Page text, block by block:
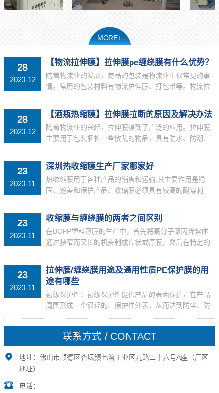
MORE+
28
2020-12
【物流拉伸膜】拉伸膜pe缠绕膜有什么优势？
随着物流业的发展，商品的包装是物流业中很常见的事
情。常用的包装材料有物流拉伸膜、打包带等。物流拉
力的薄膜。它是物流行业最新的一种包装材料。也许你
对物流拉...
28
2020-12
【酒瓶热缩膜】拉伸膜拉断的原因及解决办法
随着物流业的兴起，拉伸膜得到了广泛的应用。拉伸膜
主要用于包装捆扎一些散乱的物品，具有防水、防潮、
断裂的现象，很多客户会认为拉伸膜的质量问题是生产
过程中生...
23
2020-11
深圳热收缩膜生产厂家哪家好
热收缩膜用于各种产品的销售和运输,其主要作用是稳
固、遮盖和保护产品。收缩膜必须具有较高的耐穿刺
薄膜不能产生孔洞。由于收缩膜经常适用于室外，因此
需要加入U...
23
2020-11
收缩膜与缠绕膜的两者之间区别
在BOPP塑料薄膜的生产中，首先将高分子聚丙烯熔体
通过狭窄而又长的机头制成片状或厚膜，然后在特定的
两个垂直方向（纵向和横向）上拉伸并经过适当的冷却
或热处...
23
2020-11
拉伸膜/缠绕膜用途及通用性质PE保护膜的用
途有哪些
初级保护性：初级保护性提供产品的表面保护，在产品
周围形成一个很轻的、保护性外表，从而达到防尘、防
油、防潮、防水、防盗的目的。尤为重要的是缠绕膜包
装使包装物品均匀受力，避免受力不均对物品造成损
伤，这是传...
联系方式 / CONTACT
地址：佛山市顺德区杏坛镇七溶工业区九路二十六号A座（厂区
地址）
电话：